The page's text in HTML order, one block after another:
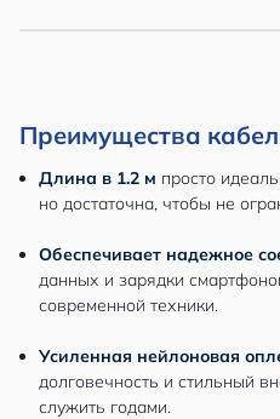
Преимущества
Длина в 1.2 м просто
но достаточна, чтобы не
Обеспечивает надежное
данных и зарядки
современной техники.
Усиленная нейлоновая
долговечность и стильный
служить годами.